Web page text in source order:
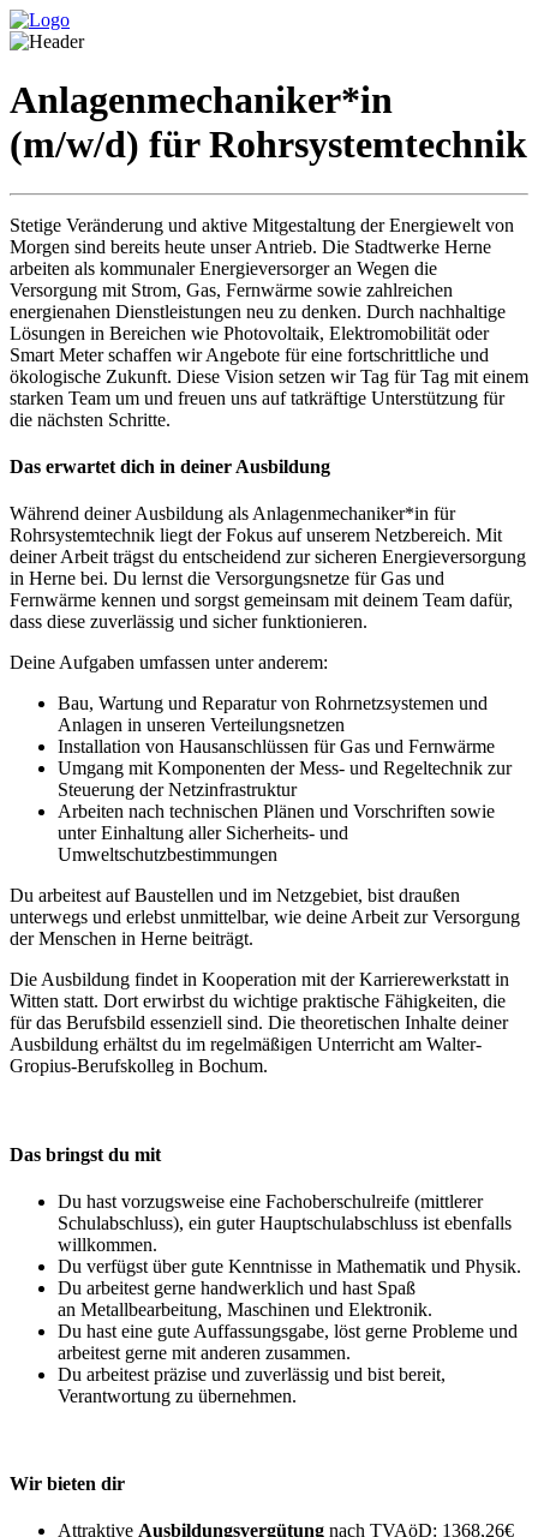
Anlagenmechaniker*in
(m/w/d) für Rohrsystemtechnik
Stetige Veränderung und aktive Mitgestaltung der Energiewelt von
Morgen sind bereits heute unser Antrieb. Die Stadtwerke Herne
arbeiten als kommunaler Energieversorger an Wegen die
Versorgung mit Strom, Gas, Fernwärme sowie zahlreichen
energienahen Dienstleistungen neu zu denken. Durch nachhaltige
Lösungen in Bereichen wie Photovoltaik, Elektromobilität oder
Smart Meter schaffen wir Angebote für eine fortschrittliche und
ökologische Zukunft. Diese Vision setzen wir Tag für Tag mit einem
starken Team um und freuen uns auf tatkräftige Unterstützung für
die nächsten Schritte.
Das erwartet dich in deiner Ausbildung
Während deiner Ausbildung als Anlagenmechaniker*in für
Rohrsystemtechnik liegt der Fokus auf unserem Netzbereich. Mit
deiner Arbeit trägst du entscheidend zur sicheren Energieversorgung
in Herne bei. Du lernst die Versorgungsnetze für Gas und
Fernwärme kennen und sorgst gemeinsam mit deinem Team dafür,
dass diese zuverlässig und sicher funktionieren.
Deine Aufgaben umfassen unter anderem:
Bau, Wartung und Reparatur von Rohrnetzsystemen und
Anlagen in unseren Verteilungsnetzen
Installation von Hausanschlüssen für Gas und Fernwärme
Umgang mit Komponenten der Mess- und Regeltechnik zur
Steuerung der Netzinfrastruktur
Arbeiten nach technischen Plänen und Vorschriften sowie
unter Einhaltung aller Sicherheits- und
Umweltschutzbestimmungen
Du arbeitest auf Baustellen und im Netzgebiet, bist draußen
unterwegs und erlebst unmittelbar, wie deine Arbeit zur Versorgung
der Menschen in Herne beiträgt.
Die Ausbildung findet in Kooperation mit der Karrierewerkstatt in
Witten statt. Dort erwirbst du wichtige praktische Fähigkeiten, die
für das Berufsbild essenziell sind. Die theoretischen Inhalte deiner
Ausbildung erhältst du im regelmäßigen Unterricht am Walter-
Gropius-Berufskolleg in Bochum.
Das bringst du mit
Du hast vorzugsweise eine Fachoberschulreife (mittlerer
Schulabschluss), ein guter Hauptschulabschluss ist ebenfalls
willkommen.
Du verfügst über gute Kenntnisse in Mathematik und Physik.
Du arbeitest gerne handwerklich und hast Spaß
an Metallbearbeitung, Maschinen und Elektronik.
Du hast eine gute Auffassungsgabe, löst gerne Probleme und
arbeitest gerne mit anderen zusammen.
Du arbeitest präzise und zuverlässig und bist bereit,
Verantwortung zu übernehmen.
Wir bieten dir
Attraktive Ausbildungsvergütung nach TVAöD: 1368,26€